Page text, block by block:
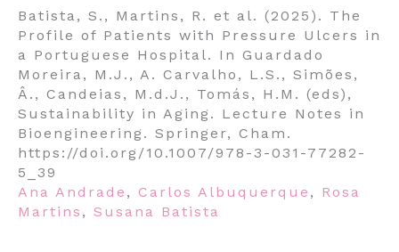
Batista, S., Martins, R. et al. (2025). The
Profile of Patients with Pressure Ulcers in
a Portuguese Hospital. In Guardado
Moreira, M.J., A. Carvalho, L.S., Simões,
Â., Candeias, M.d.J., Tomás, H.M. (eds),
Sustainability in Aging. Lecture Notes in
Bioengineering. Springer, Cham.
https://doi.org/10.1007/978-3-031-77282-
5_39
Ana Andrade , Carlos Albuquerque , Rosa
Martins , Susana Batista